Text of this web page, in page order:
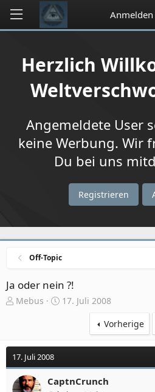
Anmelden
Herzlich
Angemeldete User
keine Werbung. Wir
Du bei uns
Registrieren
Off-Topic
Ja oder nein ?!
E
e
l
l
e
Mebus
E
e
l
t
17. Juli 2008
Vorherige
17. Juli 2008
CaptnCrunch